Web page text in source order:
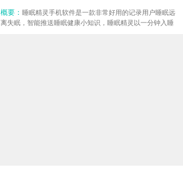
概要： 睡眠精灵手机软件是一款非常好用的记录用户睡眠远
离失眠，智能推送睡眠健康小知识，睡眠精灵以一分钟入睡